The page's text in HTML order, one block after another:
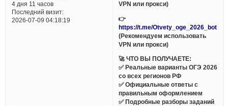
4 дня 11 часов
Последний визит:
2026-07-09 04:18:19
VPN или прокси)
👉
https://t.me/Otvety_oge_2026_bot
(Рекомендуем использовать
VPN или прокси)
🚀 ЧТО ВЫ ПОЛУЧАЕТЕ:
✅ Реальные варианты ОГЭ 2026
со всех регионов РФ
✅ Официальные ответы с
правильным оформлением
✅ Подробные разборы заданий